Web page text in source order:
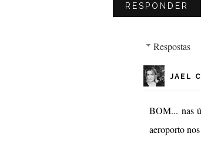
RESPONDER
Respostas
JAEL
BOM... nas
aeroporto